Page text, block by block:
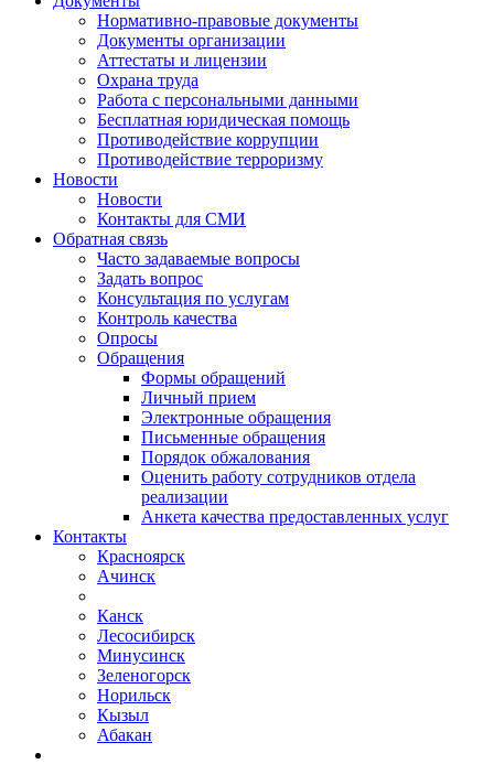
Нормативно-правовые документы
Документы организации
Аттестаты и лицензии
Охрана труда
Работа с персональными данными
Бесплатная юридическая помощь
Противодействие коррупции
Противодействие терроризму
Новости
Новости
Контакты для СМИ
Обратная связь
Часто задаваемые вопросы
Задать вопрос
Консультация по услугам
Контроль качества
Опросы
Обращения
Формы обращений
Личный прием
Электронные обращения
Письменные обращения
Порядок обжалования
Оценить работу сотрудников отдела
реализации
Анкета качества предоставленных услуг
Контакты
Красноярск
Ачинск
Канск
Лесосибирск
Минусинск
Зеленогорск
Норильск
Кызыл
Абакан